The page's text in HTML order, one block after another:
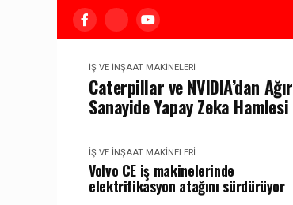
İŞ VE İNŞAAT MAKINELERI
Caterpillar ve NVIDIA’dan Ağır
Sanayide Yapay Zeka Hamlesi
İŞ VE İNŞAAT MAKINELERI
Volvo CE iş makinelerinde
elektrifikasyon atağını sürdürüyor